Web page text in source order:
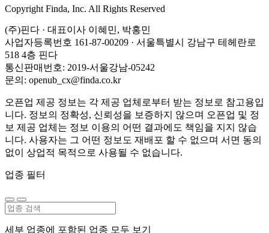
Copyright Finda, Inc. All Rights Reserved
(주)핀다 · 대표이사 이혜민, 박홍민
사업자등록번호 161-87-00209 · 서울특별시 강남구 테헤란로
518 4층 핀다
통신판매번호: 2019-서울강남-05242
문의: openub_cx@finda.co.kr
오픈업 제공 정보는 각 제공 업체로부터 받는 정보로 참고용입
니다. 정보의 정확성, 신뢰성을 보증하지 않으며 오픈업 및 정
보 제공 업체는 정보 이용의 어떤 결과에도 책임을 지지 않습
니다. 사용자는 그 어떤 정보도 재배포 할 수 없으며 서면 동의
없이 상업적 목적으로 사용될 수 없습니다.
업종 필터
세부 업종에 포함된 업종 모두 보기